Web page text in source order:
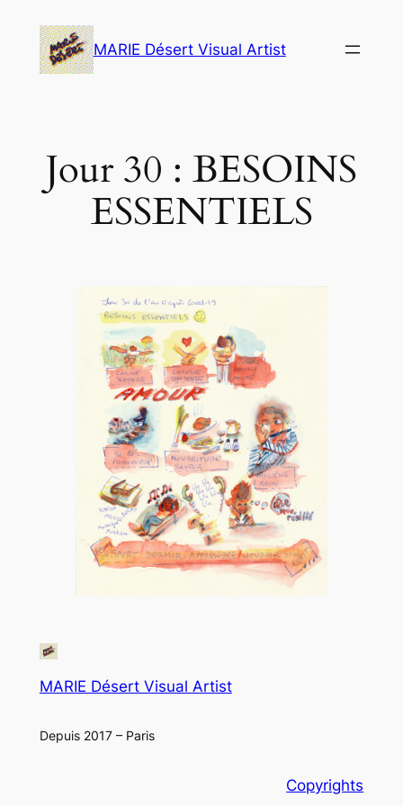
content
MARIE Désert Visual Artist
Jour 30 : BESOINS
ESSENTIELS
MARIE Désert Visual Artist
Depuis 2017 – Paris
Copyrights